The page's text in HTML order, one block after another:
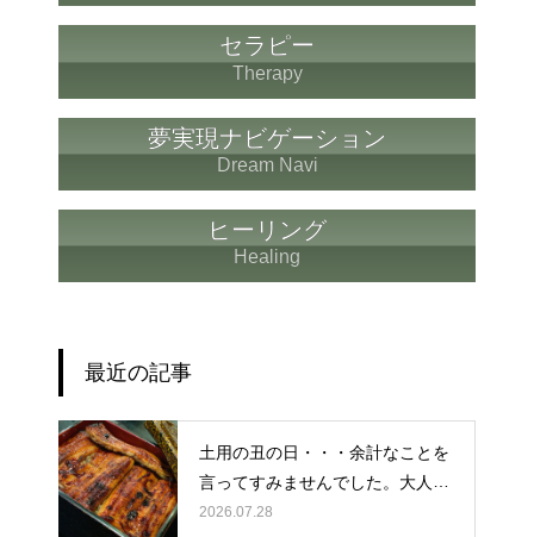
セラピー
Therapy
夢実現ナビゲーション
Dream Navi
ヒーリング
Healing
最近の記事
土用の丑の日・・・余計なことを
言ってすみませんでした。大人気
なかったですね・・・
2026.07.28